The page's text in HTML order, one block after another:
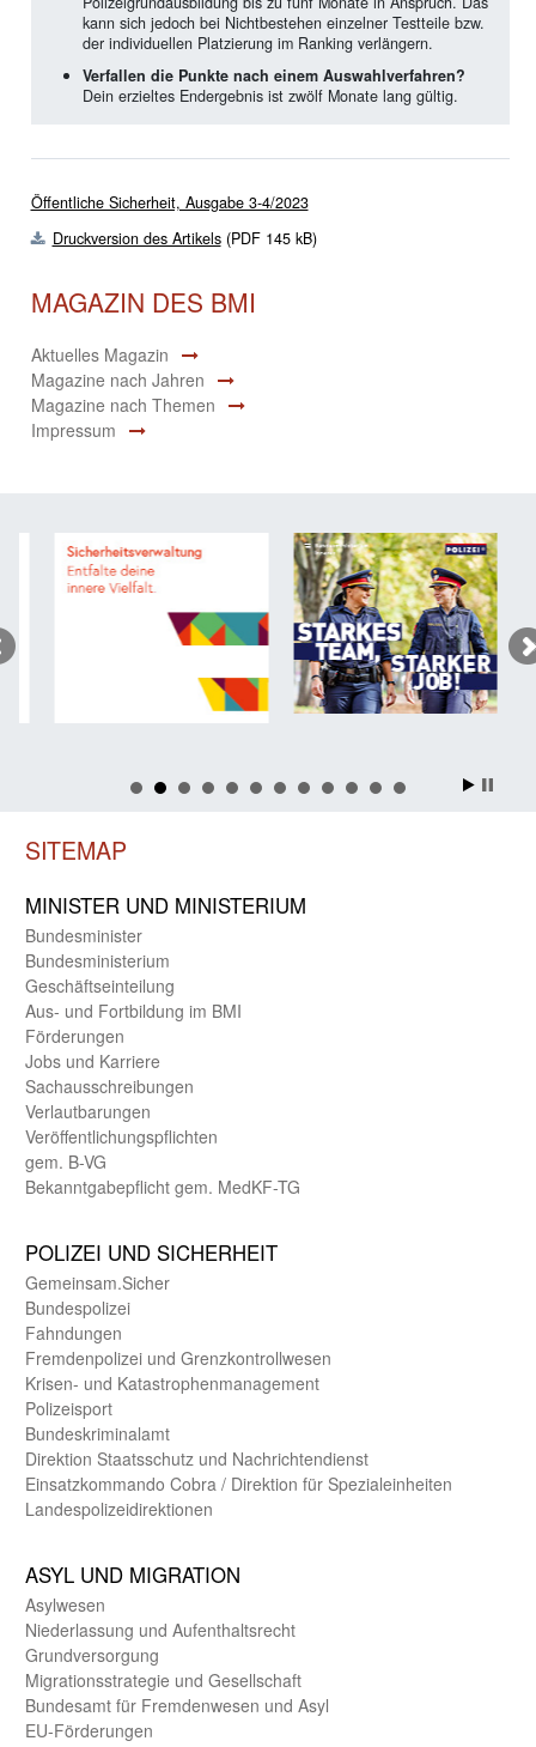
kann sich jedoch bei Nichtbestehen einzelner Testteile bzw.
der individuellen Platzierung im Ranking verlängern.
Verfallen die Punkte nach einem Auswahlverfahren?
Dein erzieltes Endergebnis ist zwölf Monate lang gültig.
Öffentliche Sicherheit, Ausgabe 3-4/2023
Druckversion des Artikels(PDF 145 kB)
MAGAZIN DES BMI
Aktuelles Magazin
Magazine nach Jahren
Magazine nach Themen
Impressum
SITEMAP
MINISTER UND MINIST­ERIUM
Bundes­minister
Bundes­ministerium
Geschäfts­einteilung
Aus- und Fortbildung im BMI
Förderungen
Jobs und Karriere
Sachaus­schreibungen
Verlautbarungen
Veröffentlichungspflichten
gem. B-VG
Bekanntgabepflicht gem. MedKF-TG
POLIZEI UND SICHER­HEIT
Gemein­sam.Sicher
Bundes­polizei
Fahndungen
Fremdenpolizei und Grenzkontrollwesen
Krisen- und Katastrophen­management
Polizeisport
Bundes­kriminal­amt
Direktion Staats­schutz und Nach­richten­dienst
Einsatz­kommando Cobra / Direktion für Spezialeinheiten
Landes­polizei­direk­tionen
ASYL UND MIGRA­TION
Asyl­wesen
Nieder­lassung und Aufent­halts­recht
Grund­versorgung
Migrations­strategie und Gesell­schaft
Bundes­amt für Fremden­wesen und Asyl
EU-Förde­rungen